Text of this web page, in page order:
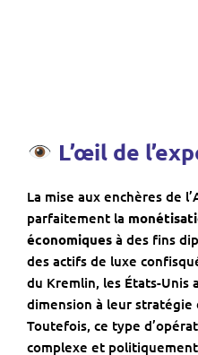
L’œil de
La mise aux enchères de
parfaitement la
économiques à des fins
des actifs de luxe
du Kremlin, les États-Unis
dimension à leur stratégie
Toutefois, ce type
complexe et